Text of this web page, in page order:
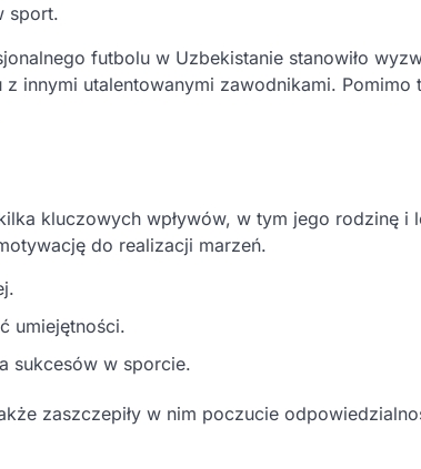
sport.
futbolu w Uzbekistanie stanowiło
innymi utalentowanymi zawodnikami. Pomimo
kluczowych wpływów, w tym jego rodzinę i
do realizacji marzeń.
umiejętności.
sukcesów w sporcie.
zaszczepiły w nim poczucie